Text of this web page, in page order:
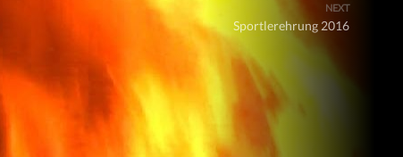
NEXT
Sportlerehrung 2016